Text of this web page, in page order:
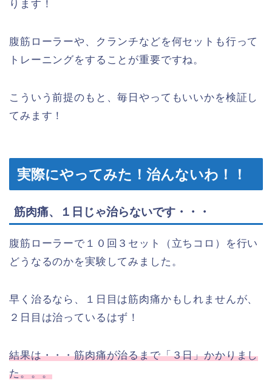
ります！
腹筋ローラーや、クランチなどを何セットも行って
トレーニングをすることが重要ですね。
こういう前提のもと、毎日やってもいいかを検証し
てみます！
実際にやってみた！治んないわ！！
筋肉痛、１日じゃ治らないです・・・
腹筋ローラーで１０回３セット（立ちコロ）を行い
どうなるのかを実験してみました。
早く治るなら、１日目は筋肉痛かもしれませんが、
２日目は治っているはず！
結果は・・・筋肉痛が治るまで「３日」かかりまし
た。。。